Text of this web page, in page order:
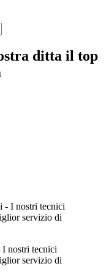
ditta il top
I nostri tecnici
servizio di